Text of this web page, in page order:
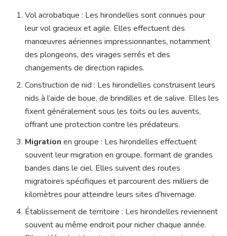
Vol acrobatique : Les hirondelles sont connues pour
leur vol gracieux et agile. Elles effectuent des
manœuvres aériennes impressionnantes, notamment
des plongeons, des virages serrés et des
changements de direction rapides.
Construction de nid : Les hirondelles construisent leurs
nids à l’aide de boue, de brindilles et de salive. Elles les
fixent généralement sous les toits ou les auvents,
offrant une protection contre les prédateurs.
Migration en groupe : Les hirondelles effectuent
souvent leur migration en groupe, formant de grandes
bandes dans le ciel. Elles suivent des routes
migratoires spécifiques et parcourent des milliers de
kilomètres pour atteindre leurs sites d’hivernage.
Établissement de territoire : Les hirondelles reviennent
souvent au même endroit pour nicher chaque année.